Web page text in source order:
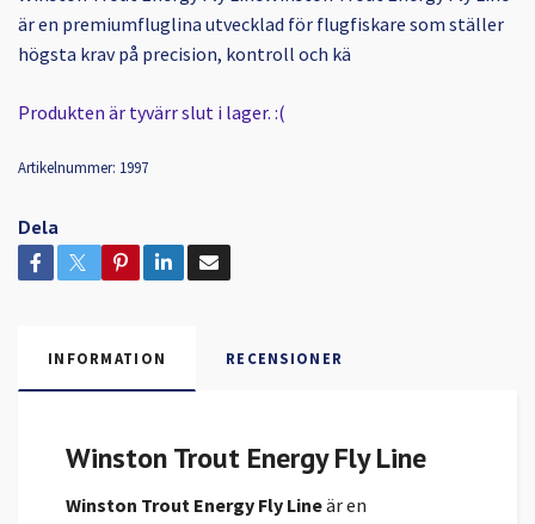
är en premiumfluglina utvecklad för flugfiskare som ställer
högsta krav på precision, kontroll och kä
Produkten är tyvärr slut i lager. :(
Artikelnummer: 1997
Dela
INFORMATION RECENSIONER
Winston Trout Energy Fly Line
Winston Trout Energy Fly Lineär en